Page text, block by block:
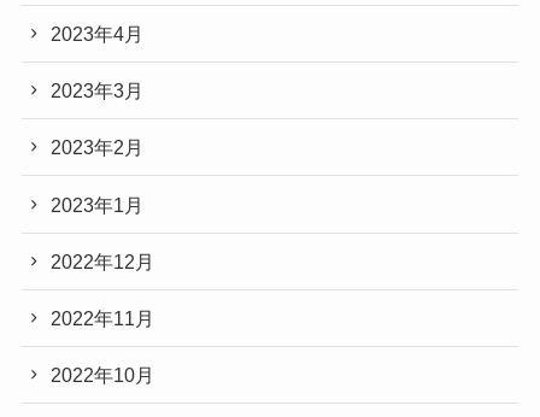
2023年4月
2023年3月
2023年2月
2023年1月
2022年12月
2022年11月
2022年10月